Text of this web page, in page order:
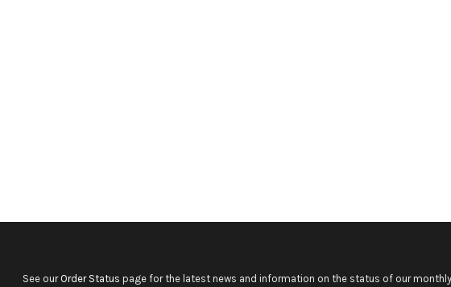
See our Order Status page for the latest news and information on the status of our